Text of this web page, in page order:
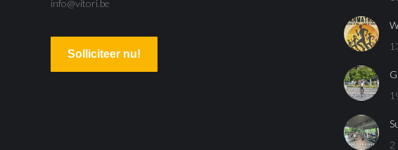
info@vitori.be
Solliciteer nu!
2